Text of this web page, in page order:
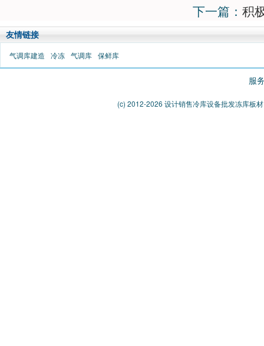
下一篇： 积
友情链接
气调库建造 冷冻 气调库 保鲜库
服
(c) 2012-2026 设计销售冷库设备批发冻库板